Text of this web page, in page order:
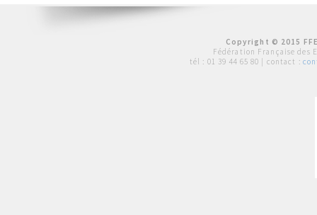
Copyright © 2015
Fédération Française des
tél : 01 39 44 65 80 | contact :